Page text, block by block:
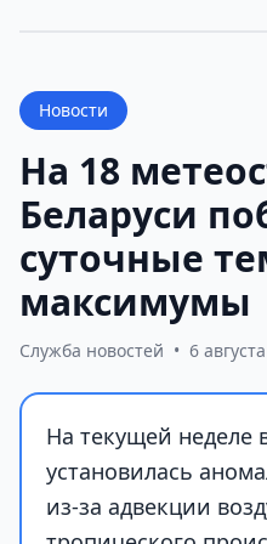
Новости
На 18
Беларуси
суточные
максимумы
Служба новостей • 6
На текущей неделе
установилась
из-за адвекции